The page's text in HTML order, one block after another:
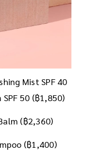
Mist SPF 40
50 (฿1,850)
(฿2,360)
(฿1,400)